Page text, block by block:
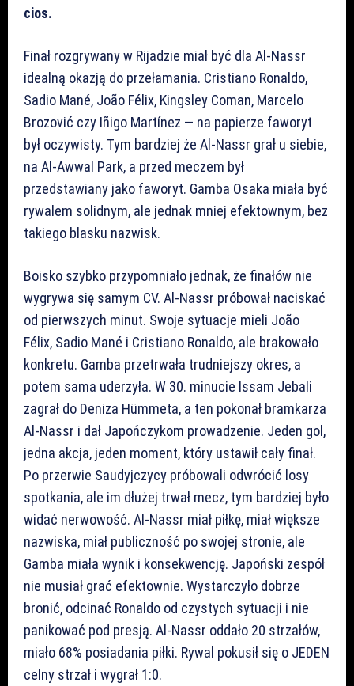
cios.
Finał rozgrywany w Rijadzie miał być dla Al-Nassr
idealną okazją do przełamania. Cristiano Ronaldo,
Sadio Mané, João Félix, Kingsley Coman, Marcelo
Brozović czy Iñigo Martínez — na papierze faworyt
był oczywisty. Tym bardziej że Al-Nassr grał u siebie,
na Al-Awwal Park, a przed meczem był
przedstawiany jako faworyt. Gamba Osaka miała być
rywalem solidnym, ale jednak mniej efektownym, bez
takiego blasku nazwisk.
Boisko szybko przypomniało jednak, że finałów nie
wygrywa się samym CV. Al-Nassr próbował naciskać
od pierwszych minut. Swoje sytuacje mieli João
Félix, Sadio Mané i Cristiano Ronaldo, ale brakowało
konkretu. Gamba przetrwała trudniejszy okres, a
potem sama uderzyła. W 30. minucie Issam Jebali
zagrał do Deniza Hümmeta, a ten pokonał bramkarza
Al-Nassr i dał Japończykom prowadzenie. Jeden gol,
jedna akcja, jeden moment, który ustawił cały finał.
Po przerwie Saudyjczycy próbowali odwrócić losy
spotkania, ale im dłużej trwał mecz, tym bardziej było
widać nerwowość. Al-Nassr miał piłkę, miał większe
nazwiska, miał publiczność po swojej stronie, ale
Gamba miała wynik i konsekwencję. Japoński zespół
nie musiał grać efektownie. Wystarczyło dobrze
bronić, odcinać Ronaldo od czystych sytuacji i nie
panikować pod presją. Al-Nassr oddało 20 strzałów,
miało 68% posiadania piłki. Rywal pokusił się o JEDEN
celny strzał i wygrał 1:0.